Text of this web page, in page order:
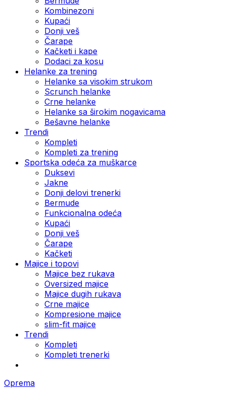
Kombinezoni
Kupaći
Donji veš
Čarape
Kačketi i kape
Dodaci za kosu
Helanke za trening
Helanke sa visokim strukom
Scrunch helanke
Crne helanke
Helanke sa širokim nogavicama
Bešavne helanke
Trendi
Kompleti
Kompleti za trening
Sportska odeća za muškarce
Duksevi
Jakne
Donji delovi trenerki
Bermude
Funkcionalna odeća
Kupaći
Donji veš
Čarape
Kačketi
Majice i topovi
Majice bez rukava
Oversized majice
Majice dugih rukava
Crne majice
Kompresione majice
slim-fit majice
Trendi
Kompleti
Kompleti trenerki
Oprema